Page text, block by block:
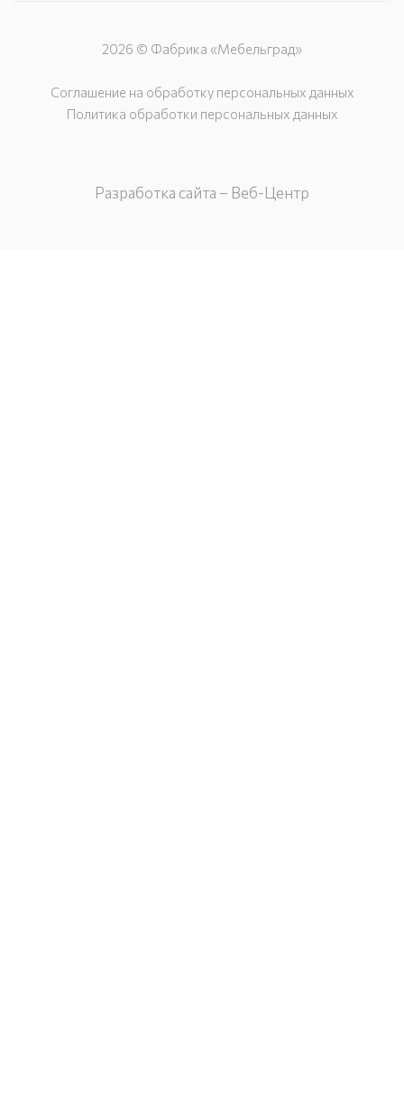
2026 © Фабрика «Мебельград»
Соглашение на обработку персональных данных
Политика обработки персональных данных
Разработка сайта – Веб-Центр